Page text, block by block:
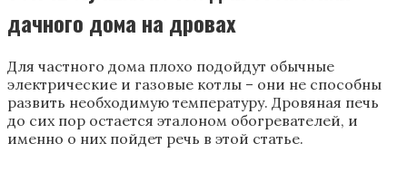
дачного дома на дровах
Для частного дома плохо подойдут обычные
электрические и газовые котлы – они не способны
развить необходимую температуру. Дровяная печь
до сих пор остается эталоном обогревателей, и
именно о них пойдет речь в этой статье.